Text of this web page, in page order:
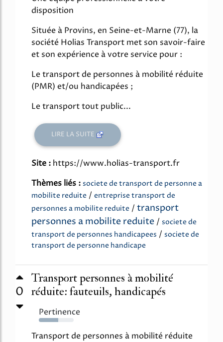
disposition
Située à Provins, en Seine-et-Marne (77), la
société Holias Transport met son savoir-faire
et son expérience à votre service pour :
Le transport de personnes à mobilité réduite
(PMR) et/ou handicapées ;
Le transport tout public...
LIRE LA SUITE
Site : https://www.holias-transport.fr
Thèmes liés : societe de transport de personne a
mobilite reduite / entreprise transport de
personnes a mobilite reduite / transport
personnes a mobilite reduite / societe de
transport de personnes handicapees / societe de
transport de personne handicape
0
Transport personnes à mobilité
réduite: fauteuils, handicapés
Pertinence
55%
Transport de personnes à mobilité réduite